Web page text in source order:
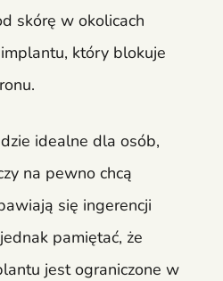
skórę w okolicach
który blokuje
idealne dla osób,
na pewno chcą
się ingerencji
pamiętać, że
jest ograniczone w